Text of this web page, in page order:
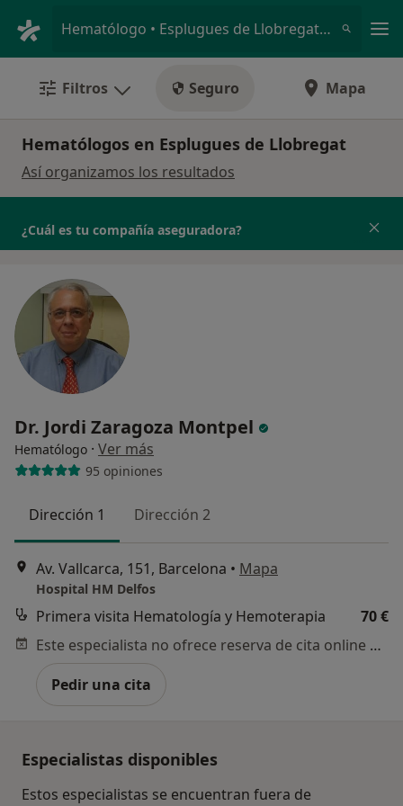
Hematólogo • Esplugues de Llobregat, Barcelona
Filtros Seguro Mapa
Hematólogos en Esplugues de Llobregat
Así organizamos los resultados
¿Cuál es tu compañía aseguradora?
Dr. Jordi Zaragoza Montpel
Hematólogo · Ver más
95 opiniones
Dirección 1 Dirección 2
Av. Vallcarca, 151, Barcelona • Mapa
Hospital HM Delfos
Primera visita Hematología y Hemoterapia
70 €
Este especialista no ofrece reserva de cita online en esta dirección.
Pedir una cita
Especialistas disponibles
Estos especialistas se encuentran fuera de